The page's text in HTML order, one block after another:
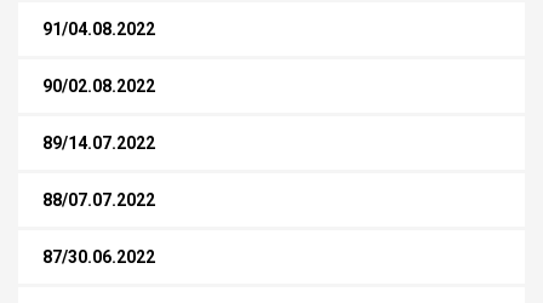
91/04.08.2022
90/02.08.2022
89/14.07.2022
88/07.07.2022
87/30.06.2022